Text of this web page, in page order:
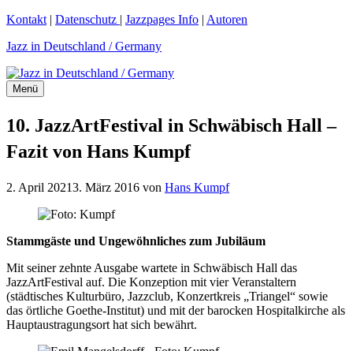
Zum
springen
Kontakt | Datenschutz | Jazzpages Info | Autoren
Jazz in Deutschland / Germany
Menü
10. JazzArtFestival in Schwäbisch Hall –
Fazit von Hans Kumpf
2. April 20213. März 2016 von Hans Kumpf
Stammgäste und Ungewöhnliches zum Jubiläum
Mit seiner zehnte Ausgabe wartete in Schwäbisch Hall das
JazzArtFestival auf. Die Konzeption mit vier Veranstaltern
(städtisches Kulturbüro, Jazzclub, Konzertkreis „Triangel“ sowie
das örtliche Goethe-Institut) und mit der barocken Hospitalkirche als
Hauptaustragungsort hat sich bewährt.